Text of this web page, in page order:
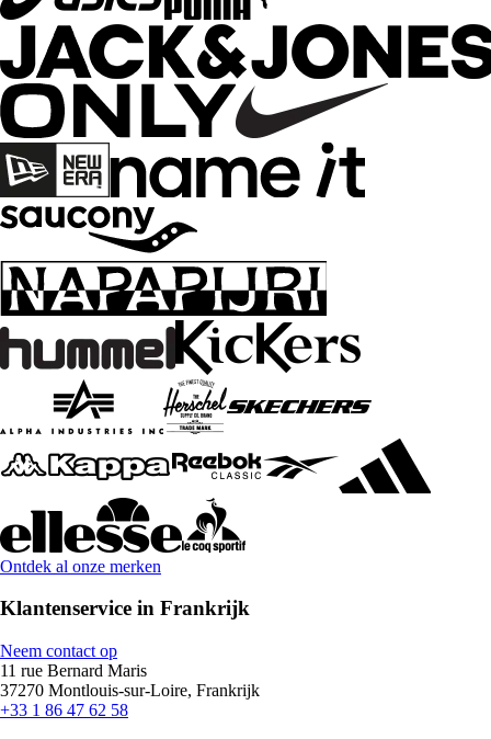
Ontdek al onze merken
Klantenservice in Frankrijk
Neem contact op
11 rue Bernard Maris
37270 Montlouis-sur-Loire, Frankrijk
+33 1 86 47 62 58